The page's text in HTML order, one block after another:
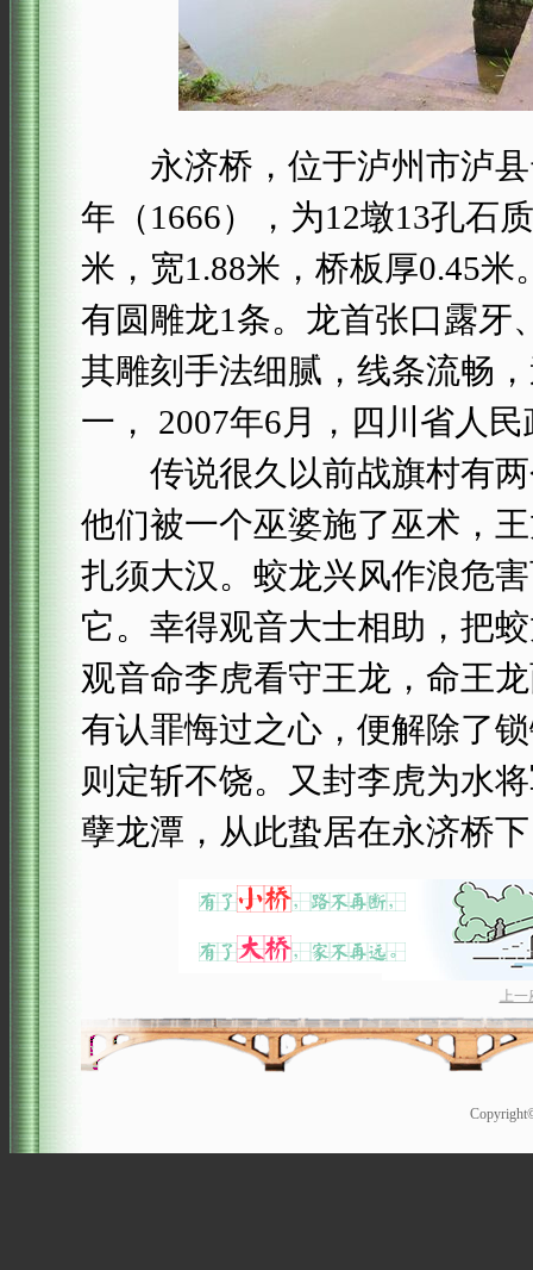
永济桥，位于泸州市泸县
年（1666），为12墩13孔石
米，宽1.88米，桥板厚0.45
有圆雕龙1条。龙首张口露牙
其雕刻手法细腻，线条流畅
一， 2007年6月，四川省人
传说很久以前战旗村有两
他们被一个巫婆施了巫术，
扎须大汉。蛟龙兴风作浪危
它。幸得观音大士相助，把
观音命李虎看守王龙，命王
有认罪悔过之心，便解除了
则定斩不饶。又封李虎为水
孽龙潭，从此蛰居在永济桥
上一